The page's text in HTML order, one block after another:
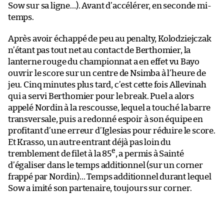
Sow sur sa ligne…). Avant d’accélérer, en seconde mi-
temps.
Après avoir échappé de peu au penalty, Kolodziejczak
n’étant pas tout net au contact de Berthomier, la
lanterne rouge du championnat a en effet vu Bayo
ouvrir le score sur un centre de Nsimba à l’heure de
jeu. Cinq minutes plus tard, c’est cette fois Allevinah
qui a servi Berthomier pour le break. Puel a alors
appelé Nordin à la rescousse, lequel a touché la barre
transversale, puis a redonné espoir à son équipe en
profitant d’une erreur d’Iglesias pour réduire le score.
Et Krasso, un autre entrant déjà pas loin du
tremblement de filet à la 85e, a permis à Sainté
d’égaliser dans le temps additionnel (sur un corner
frappé par Nordin)… Temps additionnel durant lequel
Sow a imité son partenaire, toujours sur corner.